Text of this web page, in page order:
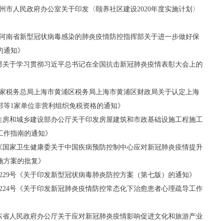
市人民政府办公室关于印发〈颐养社区建设2020年度实施计划〉
南省新型冠状病毒感染的肺炎疫情防控指挥部关于进一步做好保
知》
关于学习贯彻习近平总书记在全国抗击新冠肺炎疫情表彰大会上的
税务总局上海市黄浦区税务局上海市黄浦区财政局关于认定上海
1家单位非营利组织免税资格的通知》
房和城乡建设部办公厅关于印发房屋建筑和市政基础设施工程施工
指南的通知》
国家卫生健康委关于中国疾病预防控制中心应对新冠肺炎疫情提升
案的批复》
号《关于印发新型冠状病毒肺炎防控方案（第七版）的通知》
号《关于印发新冠肺炎疫情防控常态化下治愈患者心理疏导工作
省人民政府办公厅关于应对新冠肺炎疫情影响促进文化和旅游产业